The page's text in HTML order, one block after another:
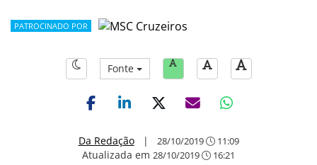
PATROCINADO POR
Fonte
Da Redação| 28/10/2019 11:09
Atualizada em 28/10/2019 16:21